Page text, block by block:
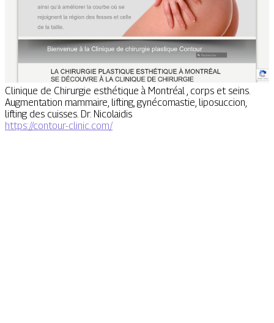
Clinique de Chirurgie esthétique à Montréal , corps et seins.
Augmentation mammaire, lifting, gynécomastie, liposuccion,
lifting des cuisses. Dr. Nicolaidis
https://contour-clinic.com/